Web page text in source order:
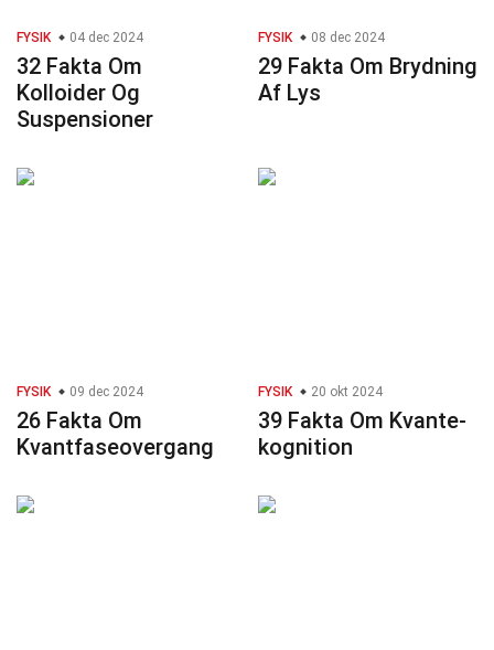
FYSIK 04 dec 2024
32 Fakta Om
Kolloider Og
Suspensioner
FYSIK 08 dec 2024
29 Fakta Om Brydning
Af Lys
FYSIK 09 dec 2024
26 Fakta Om
Kvantfaseovergang
FYSIK 20 okt 2024
39 Fakta Om Kvante-
kognition